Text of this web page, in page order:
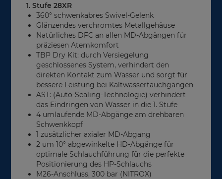
1. Stufe 28XR
360° schwenkabres Swivel-Gelenk
Glänzendes verchromtes Metallgehäuse
Natürliches DFC an allen MD-Abgängen für
präziesen Atemkomfort
TBP Dry Kit: durch Versiegelung
geschlossenes System, verhindert den
direkten Kontakt zum Wasser und sorgt für
bessere Leistung bei Kaltwassertauchgängen
AST: (Auto-Sealing-Technologie) verhindert
das Eindringen von Wasser in die 1. Stufe
4 umlaufende MD-Abgänge am drehbaren
Schwenkkopf
1 zusätzlicher axialer MD-Abgang
2 um 10° abgewinkelte HD-Abgänge für
optimale Schlauchführung für die perfekte
Positionierung des HP-Schlauchs
M26-Anschluss, 300 bar (NITROX)